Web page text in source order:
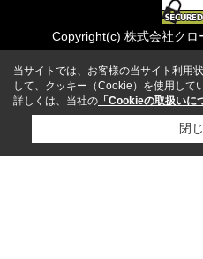
Copyright(c) 株式会社クロ
当サイトでは、お客様の当サイト利用
して、クッキー（Cookie）を使用して
詳しくは、当社の 「Cookieの取扱いに
閉